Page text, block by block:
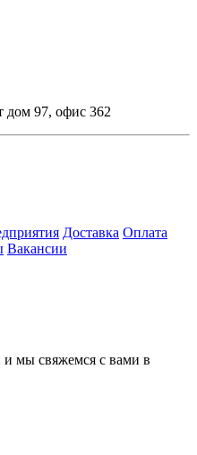
дом 97, офис 362
Доставка Оплата
Вакансии
и мы свяжемся с вами в